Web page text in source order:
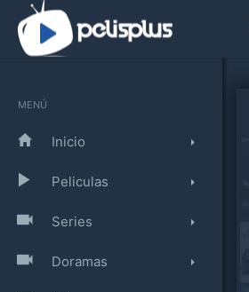
MENÚ
Inicio
Peliculas
Series
Doramas